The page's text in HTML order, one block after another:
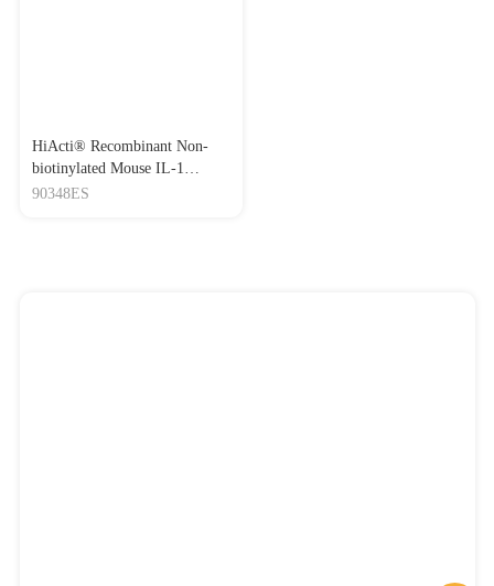
HiActi® Recombinant Non-
biotinylated Mouse IL-1
Beta/IL-1F2 Protein,His-Avi
90348ES